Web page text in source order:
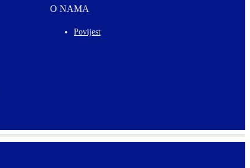
O NAMA
Povijest